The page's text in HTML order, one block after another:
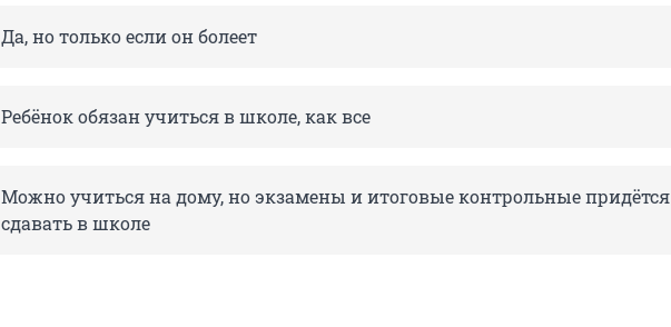
Да, но только если он болеет
Ребёнок обязан учиться в школе, как все
Можно учиться на дому, но экзамены и итоговые контрольные придётся
сдавать в школе